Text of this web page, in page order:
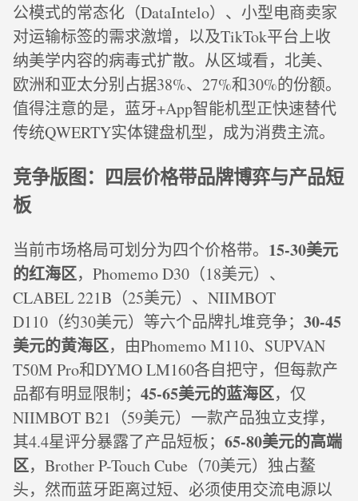
公模式的常态化（DataIntelo）、小型电商卖家
对运输标签的需求激增，以及TikTok平台上收
纳美学内容的病毒式扩散。从区域看，北美、
欧洲和亚太分别占据38%、27%和30%的份额。
值得注意的是，蓝牙+App智能机型正快速替代
传统QWERTY实体键盘机型，成为消费主流。
竞争版图：四层价格带品牌博弈与产品短
板
当前市场格局可划分为四个价格带。 15-30美元
的红海区，Phomemo D30（18美元）、
CLABEL 221B（25美元）、NIIMBOT
D110（约30美元）等六个品牌扎堆竞争； 30-45
美元的黄海区，由Phomemo M110、SUPVAN
T50M Pro和DYMO LM160各自把守，但每款产
品都有明显限制； 45-65美元的蓝海区，仅
NIIMBOT B21（59美元）一款产品独立支撑，
其4.4星评分暴露了产品短板； 65-80美元的高端
区，Brother P-Touch Cube（70美元）独占鳌
头，然而蓝牙距离过短、必须使用交流电源以